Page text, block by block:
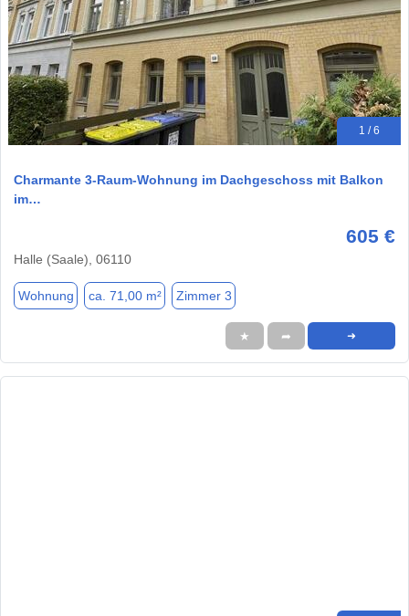
1 / 6
Charmante 3-Raum-Wohnung im Dachgeschoss mit Balkon
im…
605 €
Halle (Saale), 06110
Wohnung ca. 71,00 m² Zimmer 3
★ ➦ ➜